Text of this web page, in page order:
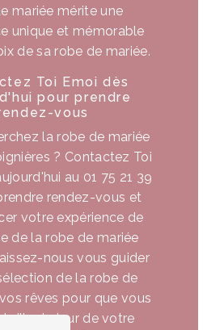
mariée mérite une
unique et mémorable
de sa robe de mariée.
Toi Emoi dès
pour prendre
vous
la robe de mariée
? Contactez Toi
au 01 75 21 39
rendez-vous et
votre expérience de
de la robe de mariée
nous vous guider
de la robe de
rêves pour que vous
briller le jour de votre